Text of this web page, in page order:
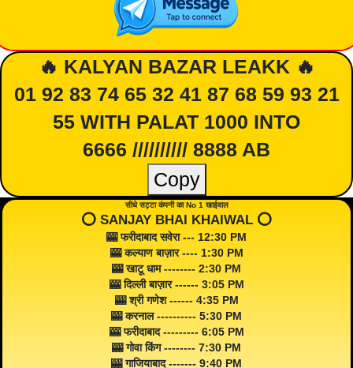
🔥 KALYAN BAZAR LEAKK 🔥
01 92 83 74 65 32 41 87 68 59 93 21
55 WITH PALAT 1000 INTO
6666 ////////// 8888 AB
Copy
सीधे सट्टा कंपनी का No 1 खाईवाल
⭕️ SANJAY BHAI KHAIWAL ⭕️
🎰 फरीदाबाद सवेरा --- 12:30 PM
🎰 कल्याण बाज़ार ---- 1:30 PM
🎰 खाटू धाम -------- 2:30 PM
🎰 दिल्ली बाज़ार ------ 3:05 PM
🎰 श्री गणेश ------ 4:35 PM
🎰 करनाल ---------- 5:30 PM
🎰 फरीदाबाद --------- 6:05 PM
🎰 गोवा किंग -------- 7:30 PM
🎰 गाजियाबाद ------- 9:40 PM